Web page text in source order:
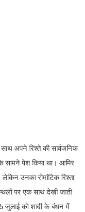
अपने रिश्ते की सार्वजनिक
के सामने पेश किया था। आमिर
उनका रोमांटिक रिश्ता
पर एक साथ देखी जाती
को शादी के बंधन में